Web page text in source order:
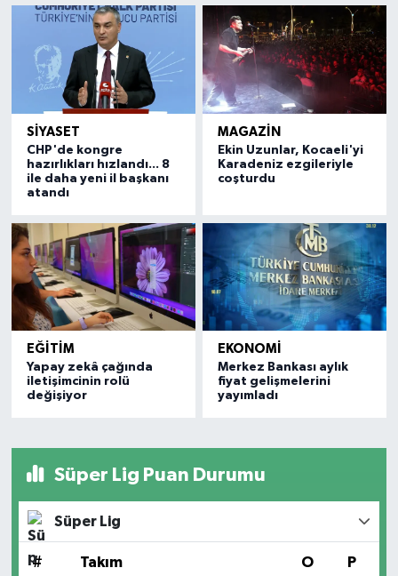
SİYASET
CHP'de kongre
hazırlıkları hızlandı... 8
ile daha yeni il başkanı
atandı
MAGAZİN
Ekin Uzunlar, Kocaeli'yi
Karadeniz ezgileriyle
coşturdu
EĞİTİM
Yapay zekâ çağında
iletişimcinin rolü
değişiyor
EKONOMİ
Merkez Bankası aylık
fiyat gelişmelerini
yayımladı
Süper Lig Puan Durumu
Süper Lig
# Takım O P